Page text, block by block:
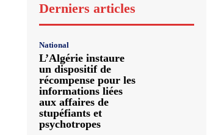
Derniers articles
National
L’Algérie instaure
un dispositif de
récompense pour les
informations liées
aux affaires de
stupéfiants et
psychotropes